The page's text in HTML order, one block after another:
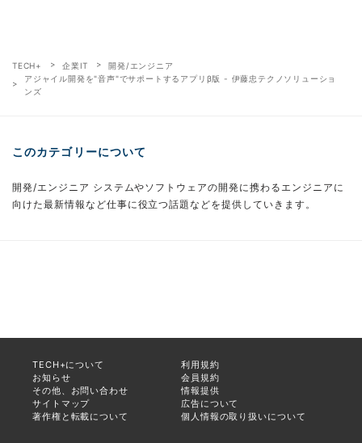
TECH+ 企業IT
開発/エンジニア
アジャイル開発を"音声"でサポートするアプリβ版 - 伊藤忠テクノソリューショ
ンズ
このカテゴリーについて
開発/エンジニア システムやソフトウェアの開発に携わるエンジニアに
向けた最新情報など仕事に役立つ話題などを提供していきます。
TECH+について
利用規約
お知らせ
会員規約
その他、お問い合わせ
情報提供
サイトマップ
広告について
著作権と転載について
個人情報の取り扱いについて